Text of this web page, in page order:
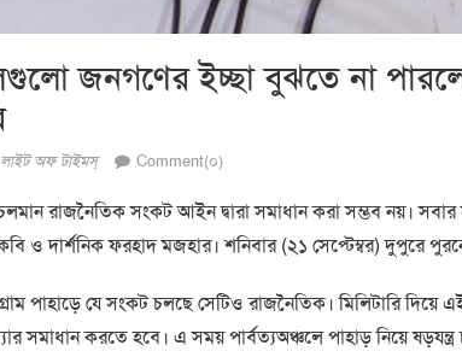
জনগণের ইচ্ছা বুঝতে না
Author
লাইট অফ টাইমস্ Comment(০)
রাজনৈতিক সংকট আইন দ্বারা সমাধান করা সম্ভব নয়।
ও দার্শনিক ফরহাদ মজহার। শনিবার (২১ সেপ্টেম্বর) দুপুরে
পাহাড়ে যে সংকট চলছে সেটিও রাজনৈতিক। মিলিটারি দিয়ে
করতে হবে। এ সময় পার্বত্যঅঞ্চলে পাহাড় নিয়ে